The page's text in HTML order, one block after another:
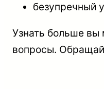
безупречный
Узнать больше
вопросы.